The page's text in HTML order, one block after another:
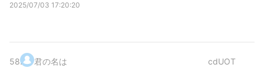
2025/07/03 17:20:20
58. 君の名は cdUOT